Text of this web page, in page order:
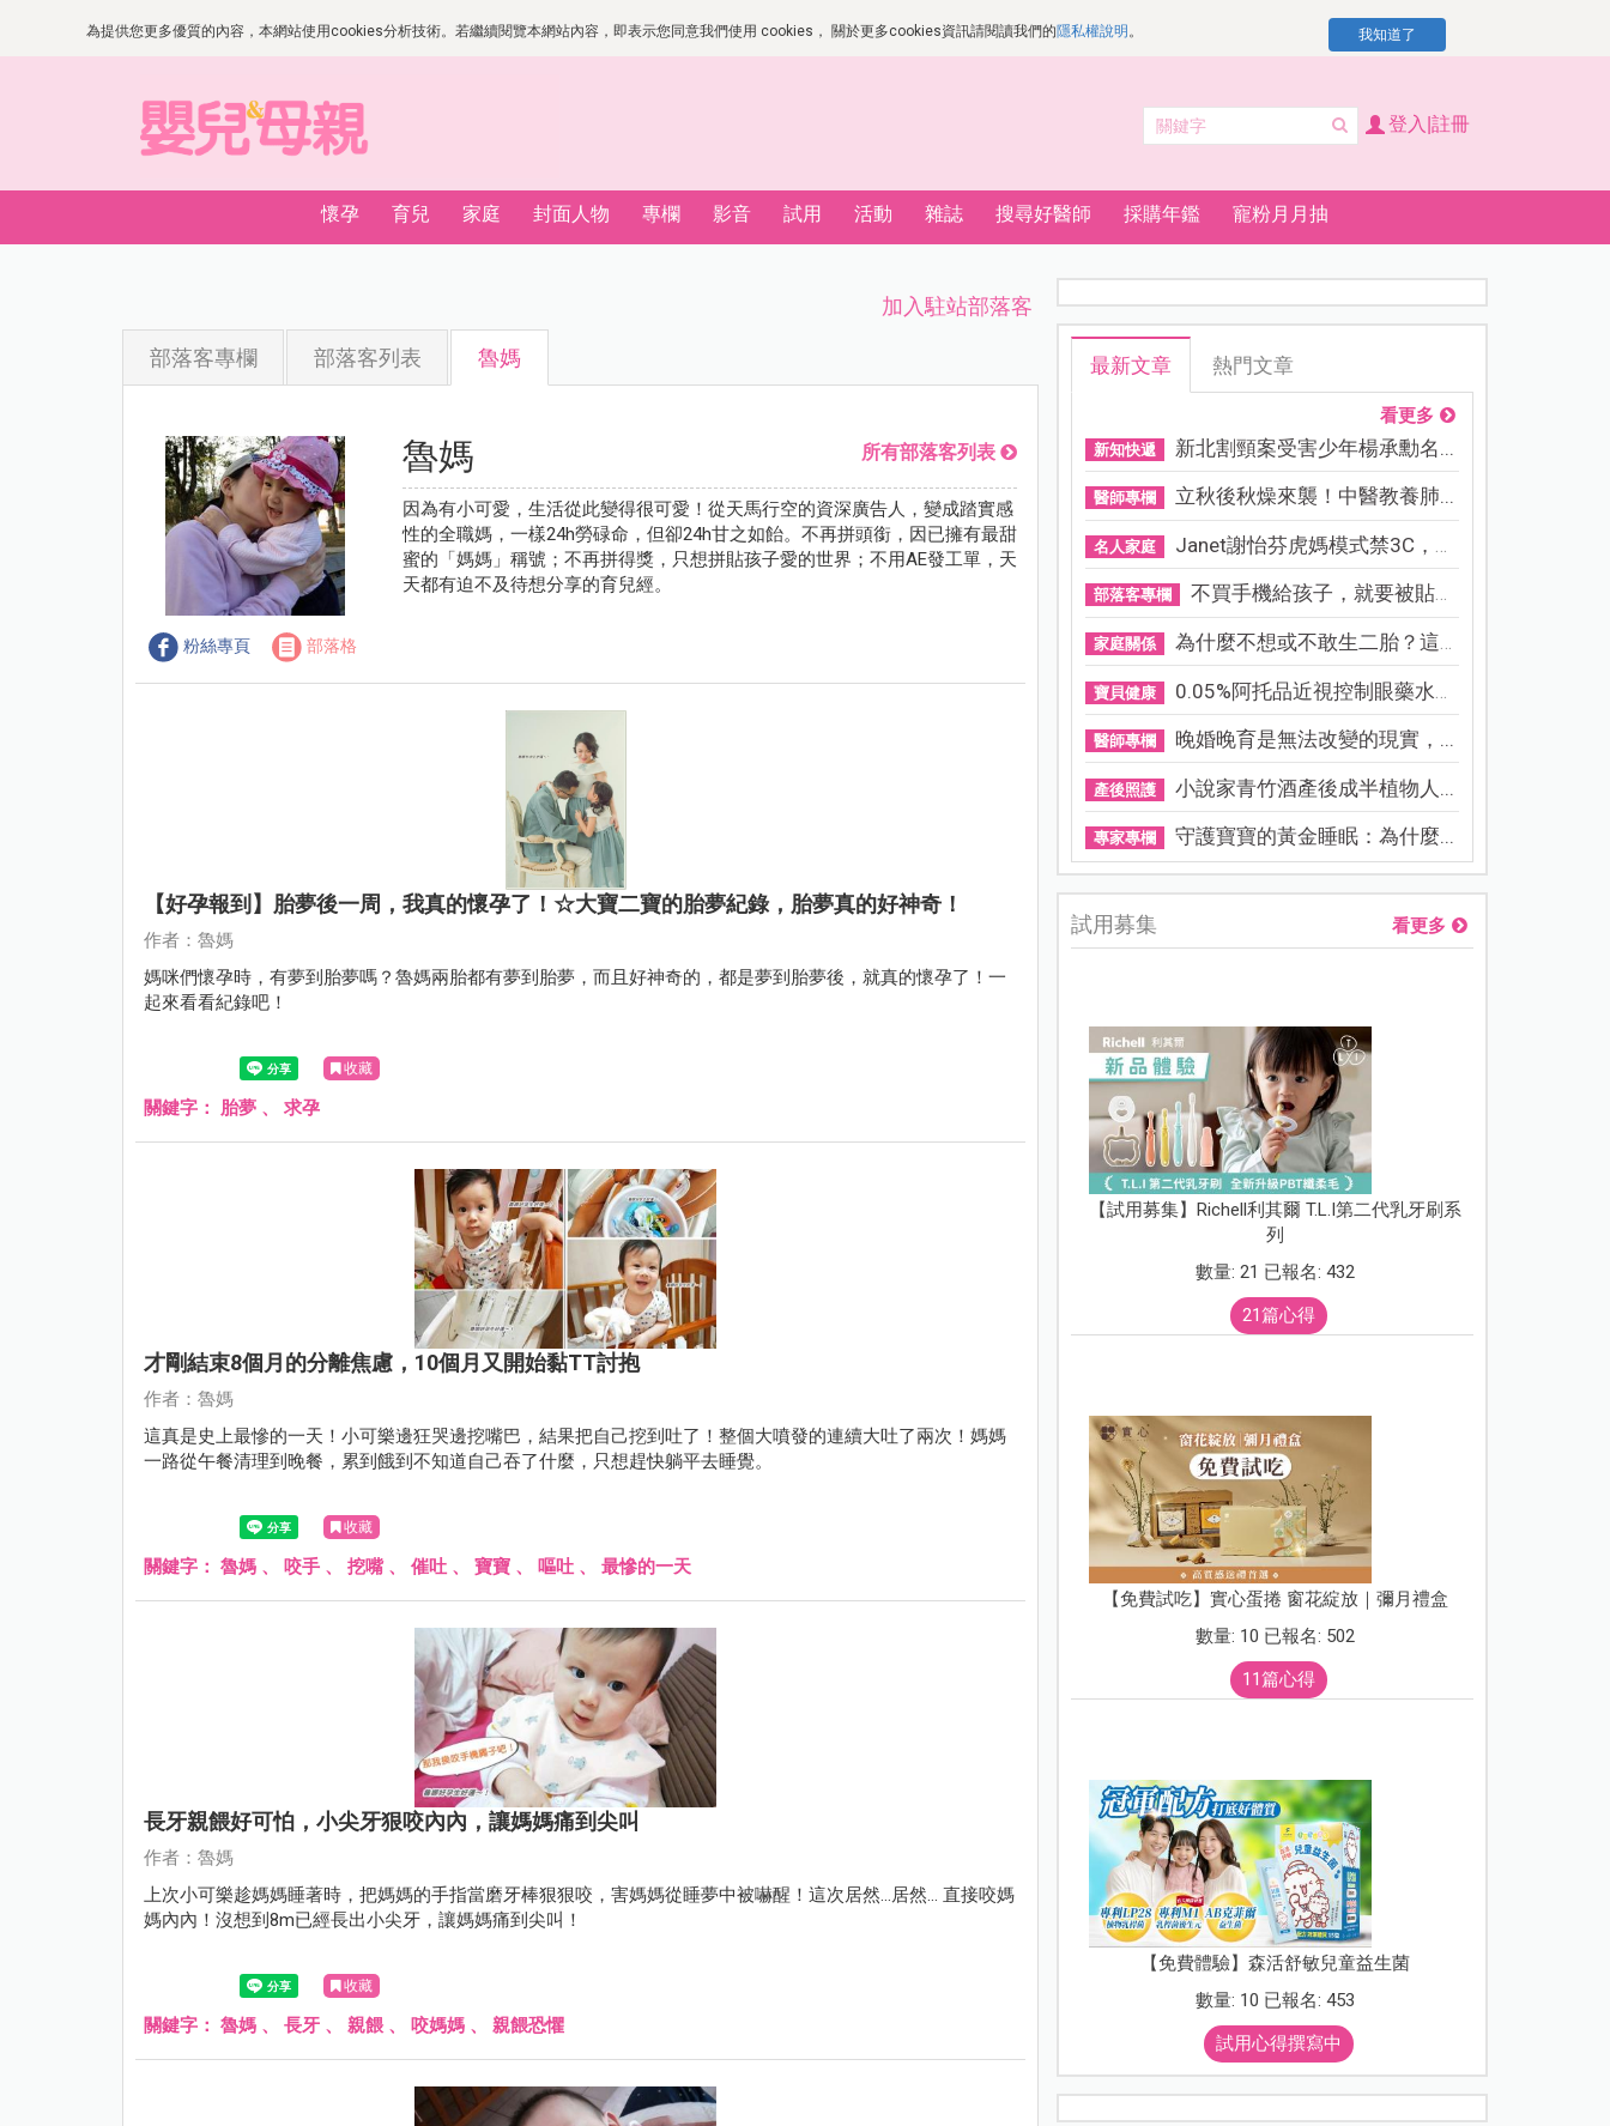
為提供您更多優質的內容，本網站使用cookies分析技術。若繼續閱覽本網站內容，即表示您同意我們使用 cookies， 關於更多cookies資訊請閱讀我們的隱私權說明 。 我知道了
登入|註冊
懷孕 育兒 家庭 封面人物 專欄 影音 試用 活動 雜誌 搜尋好醫師 採購年鑑 寵粉月月抽
加入駐站部落客
部落客專欄 部落客列表 魯媽
粉絲專頁 部落格
魯媽 所有部落客列表
因為有小可愛，生活從此變得很可愛！從天馬行空的資深廣告人，變成踏實感
性的全職媽，一樣24h勞碌命，但卻24h甘之如飴。不再拼頭銜，因已擁有最甜
蜜的「媽媽」稱號；不再拼得獎，只想拼貼孩子愛的世界；不用AE發工單，天
天都有迫不及待想分享的育兒經。
【好孕報到】胎夢後一周，我真的懷孕了！☆大寶二寶的胎夢紀錄，胎夢真的好神奇！
作者：魯媽
媽咪們懷孕時，有夢到胎夢嗎？魯媽兩胎都有夢到胎夢，而且好神奇的，都是夢到胎夢後，就真的懷孕了！一
起來看看紀錄吧！
收藏
關鍵字： 胎夢 、 求孕
才剛結束8個月的分離焦慮，10個月又開始黏TT討抱
作者：魯媽
這真是史上最慘的一天！小可樂邊狂哭邊挖嘴巴，結果把自己挖到吐了！整個大噴發的連續大吐了兩次！媽媽
一路從午餐清理到晚餐，累到餓到不知道自己吞了什麼，只想趕快躺平去睡覺。
收藏
關鍵字： 魯媽 、 咬手 、 挖嘴、 催吐 、 寶寶 、 嘔吐 、 最慘的一天
長牙親餵好可怕，小尖牙狠咬內內，讓媽媽痛到尖叫
作者：魯媽
上次小可樂趁媽媽睡著時，把媽媽的手指當磨牙棒狠狠咬，害媽媽從睡夢中被嚇醒！這次居然…居然… 直接咬媽
媽內內！沒想到8m已經長出小尖牙，讓媽媽痛到尖叫！
收藏
關鍵字： 魯媽 、 長牙 、 親餵 、 咬媽媽 、 親餵恐懼
最新文章 熱門文章
看更多
新知快遞 新北割頸案受害少年楊承勳名...
醫師專欄 立秋後秋燥來襲！中醫教養肺...
名人家庭 Janet謝怡芬虎媽模式禁3C，看...
部落客專欄 不買手機給孩子，就要被貼「...
家庭關係 為什麼不想或不敢生二胎？這8...
寶貝健康 0.05%阿托品近視控制眼藥水納...
醫師專欄 晚婚晚育是無法改變的現實，...
產後照護 小說家青竹酒產後成半植物人...
專家專欄 守護寶寶的黃金睡眠：為什麼...
試用募集 看更多
【試用募集】Richell利其爾 T.L.I第二代乳牙刷系
列
數量: 21 已報名: 432
21篇心得
【免費試吃】實心蛋捲 窗花綻放｜彌月禮盒
數量: 10 已報名: 502
11篇心得
【免費體驗】森活舒敏兒童益生菌
數量: 10 已報名: 453
試用心得撰寫中